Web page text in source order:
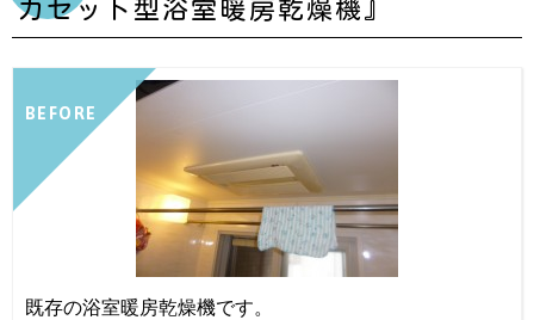
カセット型浴室暖房乾燥機』
BEFORE
既存の浴室暖房乾燥機です。